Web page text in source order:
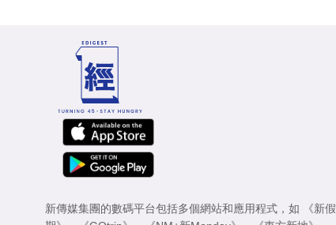
新傳媒集團的數碼平台包括多個網站和應用程式，如
《新假